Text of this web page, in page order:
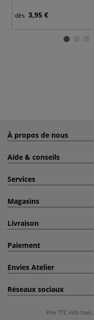
dès 3,95 €
À propos de nous
Aide & conseils
Services
Magasins
Livraison
Paiement
Envies Atelier
Réseaux sociaux
Prix TTC Info frais.